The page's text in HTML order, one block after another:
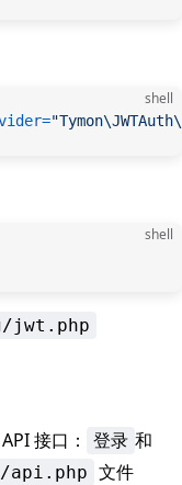
shell
shell
jwt.php
接口： 登录 和
api.php 文件